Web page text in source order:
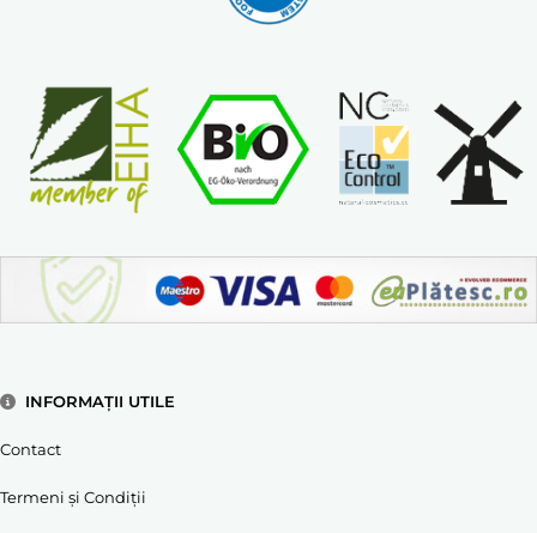
INFORMAȚII UTILE
Contact
Termeni și Condiții